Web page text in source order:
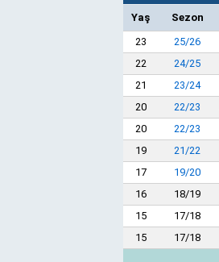
Yaş Sezon
23
25/26
22
24/25
21
23/24
20
22/23
20
22/23
19
21/22
17
19/20
16
18/19
15
17/18
15
17/18